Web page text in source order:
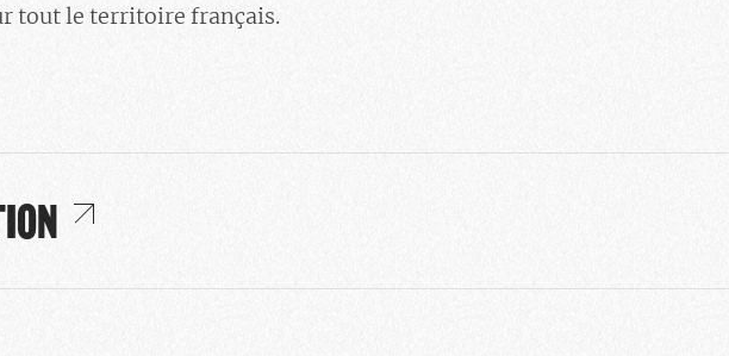
tout le territoire français.